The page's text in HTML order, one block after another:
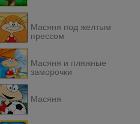
Масяня под желтым
прессом
Масяня и пляжные
заморочки
Масяня